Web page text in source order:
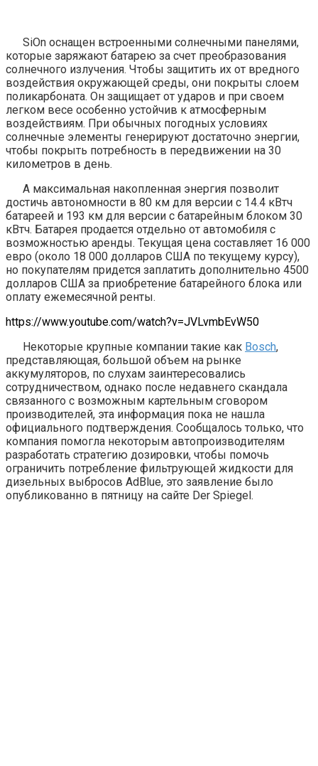
SiOn оснащен встроенными солнечными панелями,
которые заряжают батарею за счет преобразования
солнечного излучения. Чтобы защитить их от вредного
воздействия окружающей среды, они покрыты слоем
поликарбоната. Он защищает от ударов и при своем
легком весе особенно устойчив к атмосферным
воздействиям. При обычных погодных условиях
солнечные элементы генерируют достаточно энергии,
чтобы покрыть потребность в передвижении на 30
километров в день.
А максимальная накопленная энергия позволит
достичь автономности в 80 км для версии с 14.4 кВтч
батареей и 193 км для версии с батарейным блоком 30
кВтч. Батарея продается отдельно от автомобиля с
возможностью аренды. Текущая цена составляет 16 000
евро (около 18 000 долларов США по текущему курсу),
но покупателям придется заплатить дополнительно 4500
долларов США за приобретение батарейного блока или
оплату ежемесячной ренты.
https://www.youtube.com/watch?v=JVLvmbEvW50
Некоторые крупные компании такие как Bosch,
представляющая, большой объем на рынке
аккумуляторов, по слухам заинтересовались
сотрудничеством, однако после недавнего скандала
связанного с возможным картельным сговором
производителей, эта информация пока не нашла
официального подтверждения. Сообщалось только, что
компания помогла некоторым автопроизводителям
разработать стратегию дозировки, чтобы помочь
ограничить потребление фильтрующей жидкости для
дизельных выбросов AdBlue, это заявление было
опубликованно в пятницу на сайте Der Spiegel.